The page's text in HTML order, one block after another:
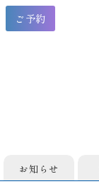
ご予約
お知らせ